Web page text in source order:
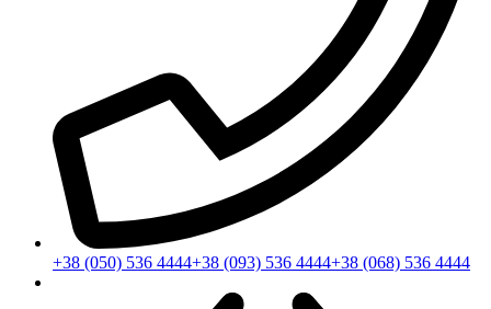
+38 (050) 536 4444+38 (093) 536 4444+38 (068) 536 4444